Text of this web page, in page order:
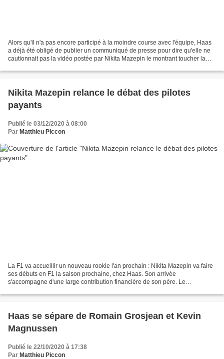
Alors qu'il n'a pas encore participé à la moindre course avec l'équipe, Haas
a déjà été obligé de publier un communiqué de presse pour dire qu'elle ne
cautionnait pas la vidéo postée par Nikita Mazepin le montrant toucher la
Nikita Mazepin relance le débat des pilotes
payants
Publié le 03/12/2020 à 08:00
Par Matthieu Piccon
La F1 va accueillir un nouveau rookie l'an prochain : Nikita Mazepin va faire
ses débuts en F1 la saison prochaine, chez Haas. Son arrivée
s'accompagne d'une large contribution financière de son père. Le
Haas se sépare de Romain Grosjean et Kevin
Magnussen
Publié le 22/10/2020 à 17:38
Par Matthieu Piccon